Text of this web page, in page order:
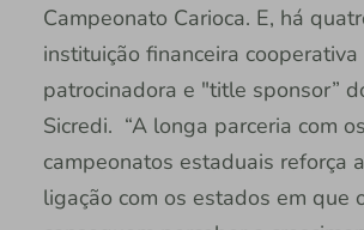
Campeonato Carioca. E, há
instituição financeira
patrocinadora e "title sponsor”
Sicredi. “A longa parceria com os
campeonatos estaduais reforça
ligação com os estados em que